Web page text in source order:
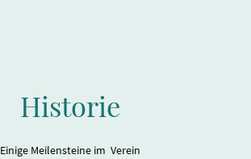
Historie
Einige Meilensteine im Verein